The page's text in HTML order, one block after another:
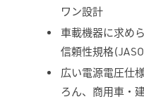
ワン設計
車載機器に求め
信頼性規格
広い電源電圧仕
ろん、商用車・